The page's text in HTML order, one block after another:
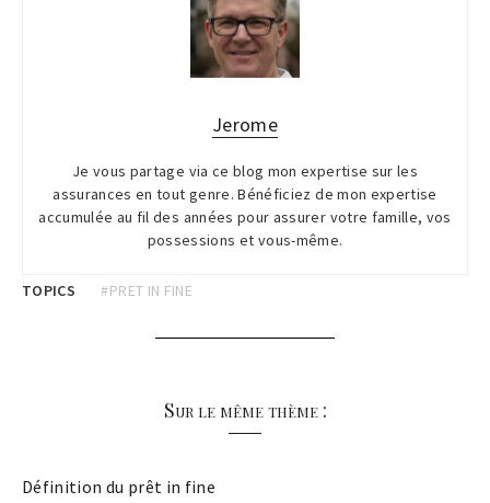
Jerome
Je vous partage via ce blog mon expertise sur les
assurances en tout genre. Bénéficiez de mon expertise
accumulée au fil des années pour assurer votre famille, vos
possessions et vous-même.
TOPICS #PRET IN FINE
Sur le même thème :
Définition du prêt in fine